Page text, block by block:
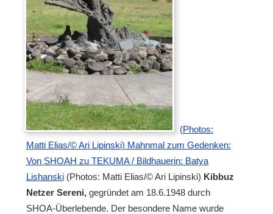
(Photos:
Matti Elias/© Ari Lipinski) Mahnmal zum Gedenken:
Von SHOAH zu TEKUMA / Bildhauerin: Batya
Lishanski(Photos: Matti Elias/© Ari Lipinski) Kibbuz
Netzer Sereni,gegründet am 18.6.1948 durch
SHOA-Überlebende. Der besondere Name wurde